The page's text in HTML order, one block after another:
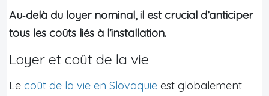
Au‑delà du loyer nominal, il est crucial d’anticiper
tous les coûts liés à l’installation.
Loyer et coût de la vie
Le coût de la vie en Slovaquie est globalement